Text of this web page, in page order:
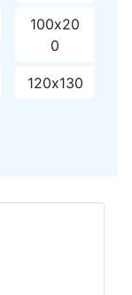
100х20
0
120х130